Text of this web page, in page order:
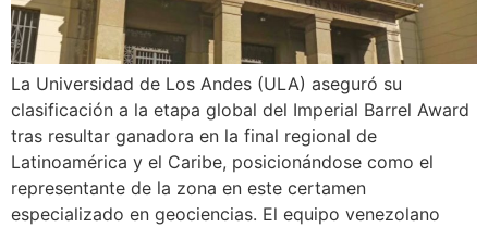
La Universidad de Los Andes (ULA) aseguró su
clasificación a la etapa global del Imperial Barrel Award
tras resultar ganadora en la final regional de
Latinoamérica y el Caribe, posicionándose como el
representante de la zona en este certamen
especializado en geociencias. El equipo venezolano